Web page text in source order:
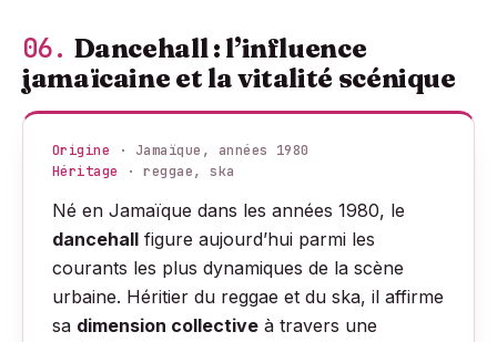
06. Dancehall : l’influence
jamaïcaine et la vitalité scénique
Origine · Jamaïque, années 1980
Héritage
· reggae, ska
Né en Jamaïque dans les années 1980, le
dancehall figure aujourd’hui parmi les
courants les plus dynamiques de la scène
urbaine. Héritier du reggae et du ska, il affirme
sa dimension collective à travers une